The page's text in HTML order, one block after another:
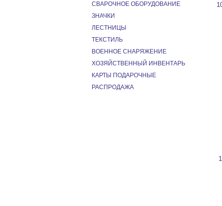
СВАРОЧНОЕ ОБОРУДОВАНИЕ
ЗНАЧКИ
ЛЕСТНИЦЫ
ТЕКСТИЛЬ
ВОЕННОЕ СНАРЯЖЕНИЕ
ХОЗЯЙСТВЕННЫЙ ИНВЕНТАРЬ
КАРТЫ ПОДАРОЧНЫЕ
РАСПРОДАЖА